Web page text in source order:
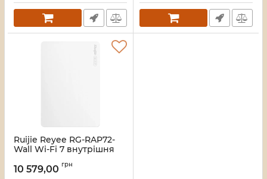
Ruijie Reyee RG-RAP72-
Wall Wi-Fi 7 внутрішня
доступу
10 579,00 грн